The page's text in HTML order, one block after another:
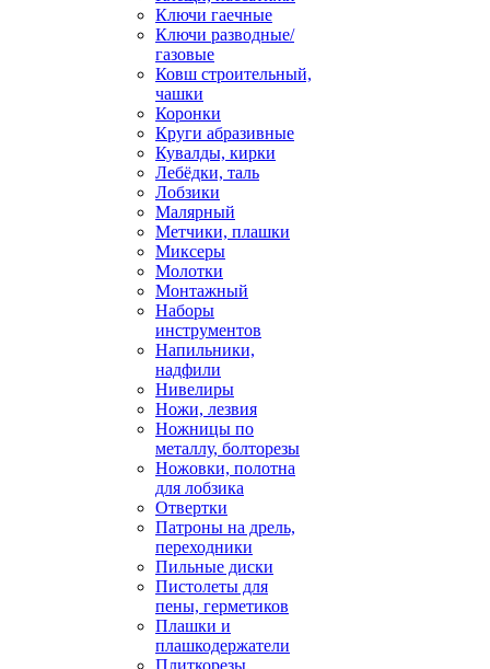
Ключи гаечные
Ключи разводные/
газовые
Ковш строительный,
чашки
Коронки
Круги абразивные
Кувалды, кирки
Лебёдки, таль
Лобзики
Малярный
Метчики, плашки
Миксеры
Молотки
Монтажный
Наборы
инструментов
Напильники,
надфили
Нивелиры
Ножи, лезвия
Ножницы по
металлу, болторезы
Ножовки, полотна
для лобзика
Отвертки
Патроны на дрель,
переходники
Пильные диски
Пистолеты для
пены, герметиков
Плашки и
плашкодержатели
Плиткорезы,